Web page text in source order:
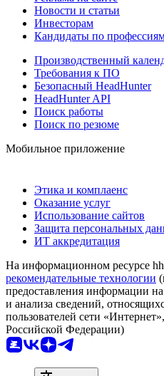
Новости и статьи
Инвесторам
Кандидаты по
Производственный
Требования к ПО
Безопасный HeadHunter
HeadHunter API
Поиск работы
Поиск по резюме
Мобильное приложение
Этика и комплаенс
Оказание услуг
Использование сайтов
Защита персональных
ИТ аккредитация
На информационном ресурсе
рекомендательные технологии
предоставления информации
и анализа сведений,
пользователей сети
Российской Федерации)